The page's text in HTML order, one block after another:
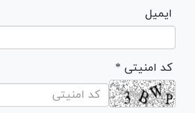
ایمیل
* کد امنیتی